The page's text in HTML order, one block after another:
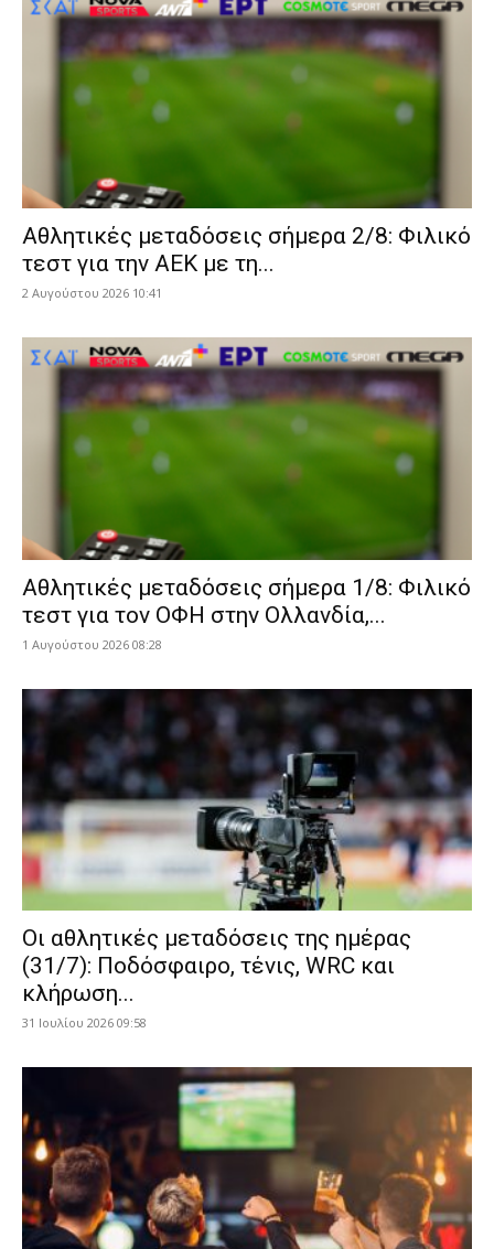
Αθλητικές μεταδόσεις σήμερα 2/8: Φιλικό
τεστ για την ΑΕΚ με τη...
2 Αυγούστου 2026 10:41
Αθλητικές μεταδόσεις σήμερα 1/8: Φιλικό
τεστ για τον ΟΦΗ στην Ολλανδία,...
1 Αυγούστου 2026 08:28
Οι αθλητικές μεταδόσεις της ημέρας
(31/7): Ποδόσφαιρο, τένις, WRC και
κλήρωση...
31 Ιουλίου 2026 09:58